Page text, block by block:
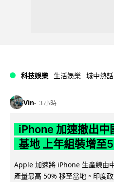
科技娛樂 生活娛樂 城中熱話
Vin 3 小時
iPhone 加速撤出中
基地 上年組裝增至
Apple 加速將 iPhone 生產線由
產量最高 50% 移至當地。印度